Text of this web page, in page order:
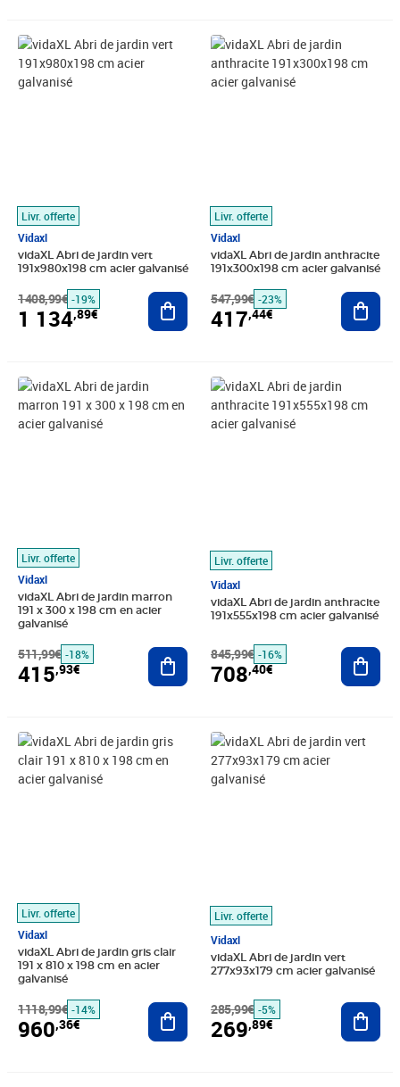
Livr. offerte
Vidaxl
vidaXL Abri de jardin vert
191x980x198 cm acier galvanisé
1408,99€
Prix barré 1408,99€
-19%
1 134,89€
Prix 1 134,89€
Ajouter au panier
Livr. offerte
Vidaxl
vidaXL Abri de jardin anthracite
191x300x198 cm acier galvanisé
547,99€
Prix barré 547,99€
-23%
417,44€
Prix 417,44€
Livr. offerte
Vidaxl
vidaXL Abri de jardin marron
191 x 300 x 198 cm en acier
galvanisé
511,99€
Prix barré 511,99€
-18%
415,93€
Prix 415,93€
Ajouter au panier
Livr. offerte
Vidaxl
vidaXL Abri de jardin anthracite
191x555x198 cm acier galvanisé
845,99€
Prix barré 845,99€
-16%
708,40€
Prix 708,40€
Livr. offerte
Vidaxl
vidaXL Abri de jardin gris clair
191 x 810 x 198 cm en acier
galvanisé
1118,99€
Prix barré 1118,99€
-14%
960,36€
Prix 960,36€
Ajouter au panier
Livr. offerte
Vidaxl
vidaXL Abri de jardin vert
277x93x179 cm acier galvanisé
285,99€
Prix barré 285,99€
-5%
269,89€
Prix 269,89€